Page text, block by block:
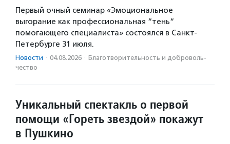
Первый очный семинар «Эмоциональное
выгорание как профессиональная “тень“
помогающего специалиста» состоялся в Санкт-
Петербурге 31 июля.
Новости · 04.08.2026 · Благотвори­тель­ность и доброволь­
чест­во
Уникальный спектакль о первой
помощи «Гореть звездой» покажут
в Пушкино